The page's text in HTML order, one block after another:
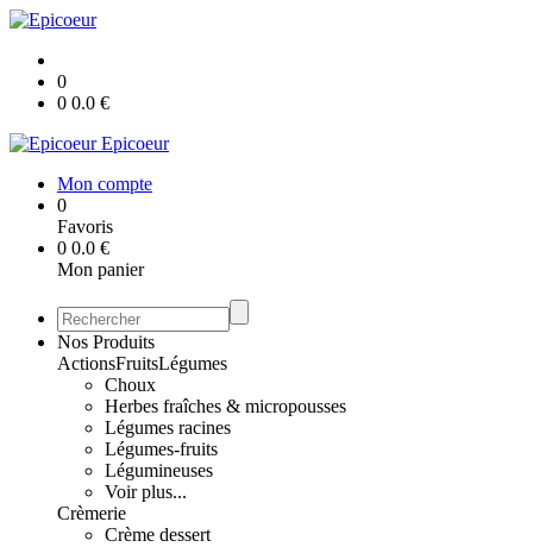
0
0 0.0 €
Epicoeur
Mon compte
0
Favoris
0 0.0 €
Mon panier
Nos Produits
ActionsFruitsLégumes
Choux
Herbes fraîches & micropousses
Légumes racines
Légumes-fruits
Légumineuses
Voir plus...
Crèmerie
Crème dessert